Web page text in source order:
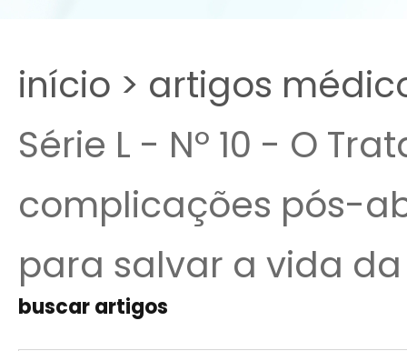
início > artigos
Série L - Nº 10 - O
complicações pós-
para salvar a vida
buscar artigos